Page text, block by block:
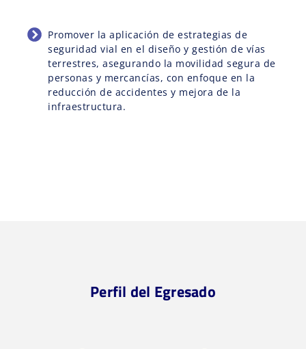
Promover la aplicación de estrategias de
seguridad vial en el diseño y gestión de vías
terrestres, asegurando la movilidad segura de
personas y mercancías, con enfoque en la
reducción de accidentes y mejora de la
infraestructura.
Perfil del Egresado